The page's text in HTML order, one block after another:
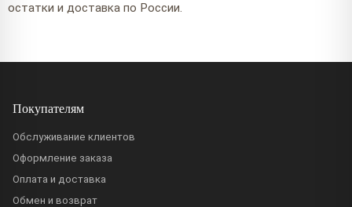
остатки и доставка по России.
Покупателям
Обслуживание клиентов
Оформление заказа
Оплата и доставка
Обмен и возврат